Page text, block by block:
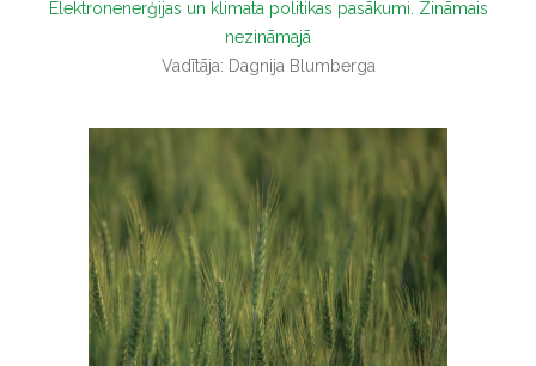
Elektronenerģijas un klimata politikas pasākumi. Zināmais
nezināmajā
Vadītāja: Dagnija Blumberga